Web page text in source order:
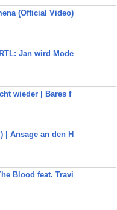
(Official Video)
Jan wird Mode
wieder | Bares f
| Ansage an den H
Blood feat. Travi